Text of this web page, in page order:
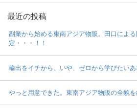
最近の投稿
副業から始める東南アジア物販。田口によ
定・・・！！
輸出をイチから、いや、ゼロから学びたい
やっと用意できた。東南アジア物販の全貌を